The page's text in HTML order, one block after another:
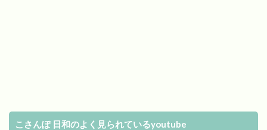
こさんぽ 日和のよく見られているyoutube